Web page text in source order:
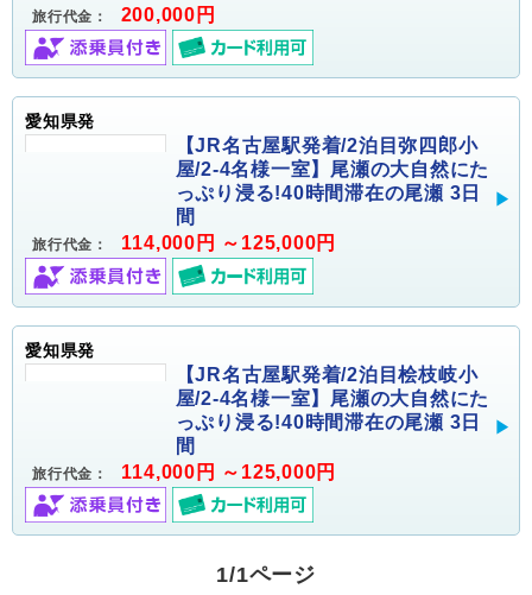
旅行代金： 200,000円
愛知県発
【JR名古屋駅発着/2泊目弥四郎小
屋/2-4名様一室】尾瀬の大自然にた
っぷり浸る!40時間滞在の尾瀬 3日
間
旅行代金： 114,000円 ～125,000円
愛知県発
【JR名古屋駅発着/2泊目桧枝岐小
屋/2-4名様一室】尾瀬の大自然にた
っぷり浸る!40時間滞在の尾瀬 3日
間
旅行代金： 114,000円 ～125,000円
1/1ページ